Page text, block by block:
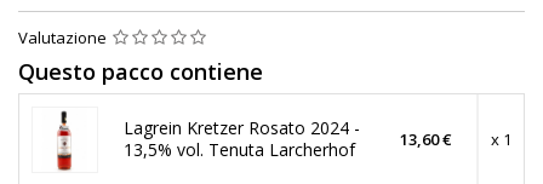
Valutazione
Questo pacco contiene
Lagrein Kretzer Rosato 2024 -
13,5% vol. Tenuta Larcherhof
13,60 € x 1